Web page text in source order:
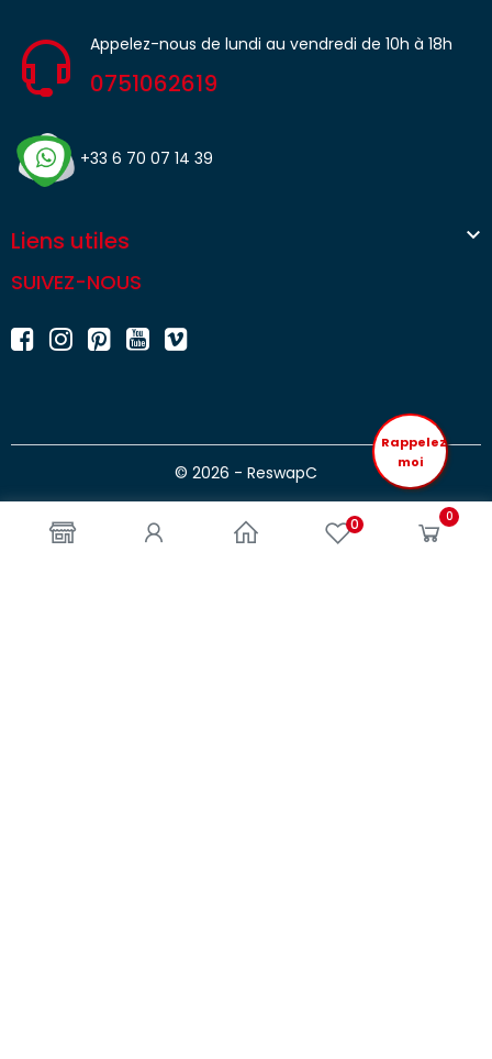
0 0
Appelez-nous de lundi au vendredi de 10h à 18h
0751062619
+33 6 70 07 14 39
Liens utiles 
SUIVEZ-NOUS
© 2026 - ReswapC
Rappelez
moi